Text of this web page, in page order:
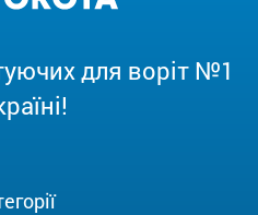
для воріт №1